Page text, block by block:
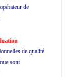
de
de qualité
sont